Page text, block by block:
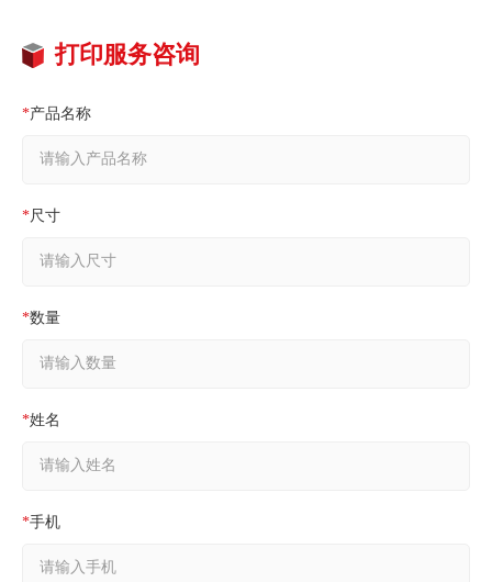
打印服务咨询
*产品名称
*尺寸
*数量
*姓名
*手机